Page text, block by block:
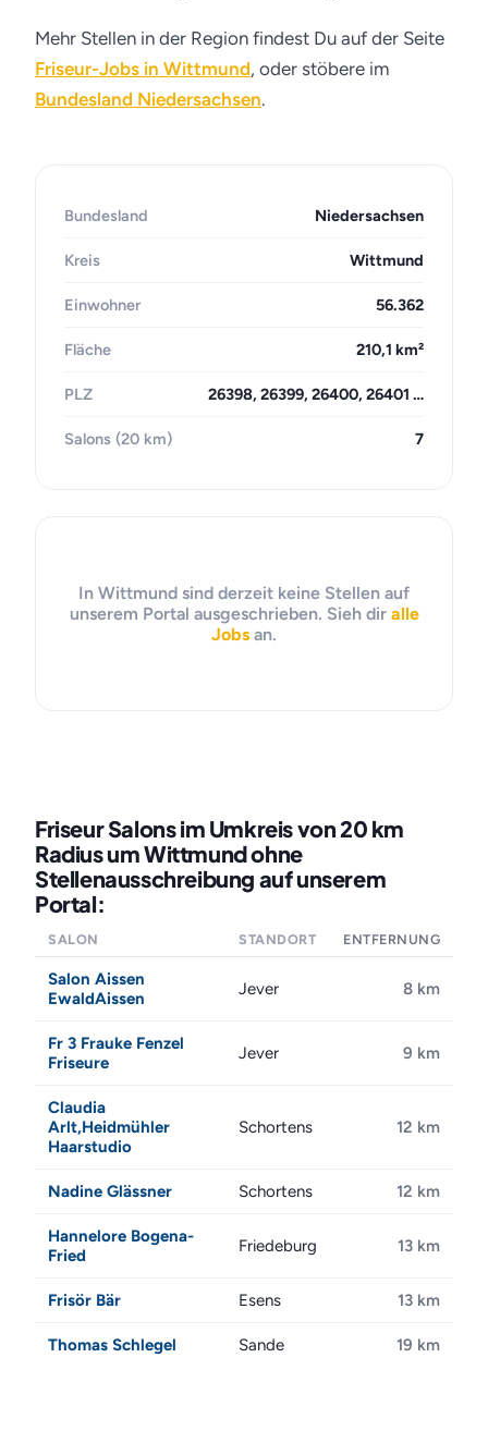
Mehr Stellen in der Region findest Du auf der Seite
Friseur-Jobs in Wittmund, oder stöbere im
Bundesland Niedersachsen.
Bundesland Niedersachsen
Kreis Wittmund
Einwohner 56.362
Fläche 210,1 km²
PLZ 26398, 26399, 26400, 26401 …
Salons (20 km) 7
In Wittmund sind derzeit keine Stellen auf
unserem Portal ausgeschrieben. Sieh dir alle
Jobs an.
Friseur Salons im Umkreis von 20 km
Radius um Wittmund ohne
Stellenausschreibung auf unserem
Portal:
SALON STANDORT ENTFERNUNG
Salon Aissen
EwaldAissen
Jever 8 km
Fr 3 Frauke Fenzel
Friseure
Jever 9 km
Claudia
Arlt,Heidmühler
Haarstudio
Schortens 12 km
Nadine Glässner Schortens 12 km
Hannelore Bogena-
Fried
Friedeburg 13 km
Frisör Bär Esens 13 km
Thomas Schlegel Sande 19 km